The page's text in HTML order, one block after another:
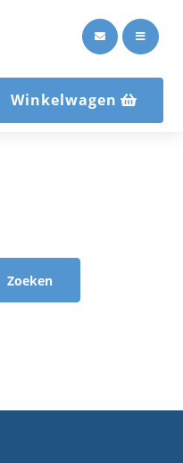
 
Winkelwagen
Zoeken